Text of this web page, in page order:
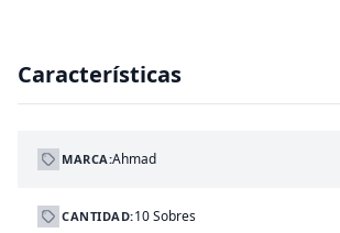
Características
MARCA:Ahmad
CANTIDAD:10 Sobres